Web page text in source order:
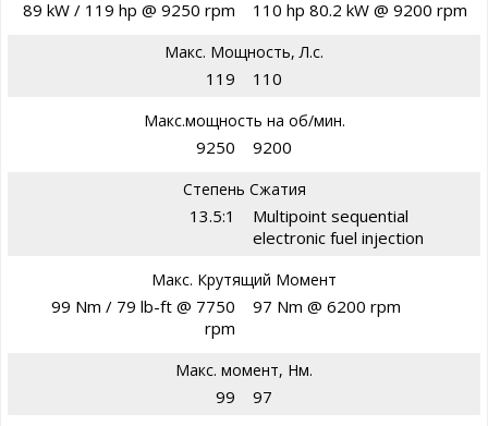
89 kW / 119 hp @ 9250 rpm 110 hp 80.2 kW @ 9200 rpm
Макс. Мощность, Л.с.
119 110
Макс.мощность на об/мин.
9250 9200
Степень Сжатия
13.5:1
Multipoint sequential
electronic fuel injection
Макс. Крутящий Момент
99 Nm / 79 lb-ft @ 7750
rpm
97 Nm @ 6200 rpm
Макс. момент, Нм.
99 97